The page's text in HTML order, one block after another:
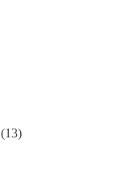
(13)